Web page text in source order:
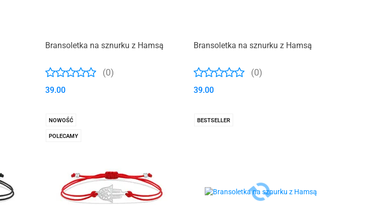
Bransoletka na sznurku z Hamsą
(0)
39.00
Bransoletka na sznurku z Hamsą
(0)
39.00
NOWOŚĆ
POLECAMY
BESTSELLER